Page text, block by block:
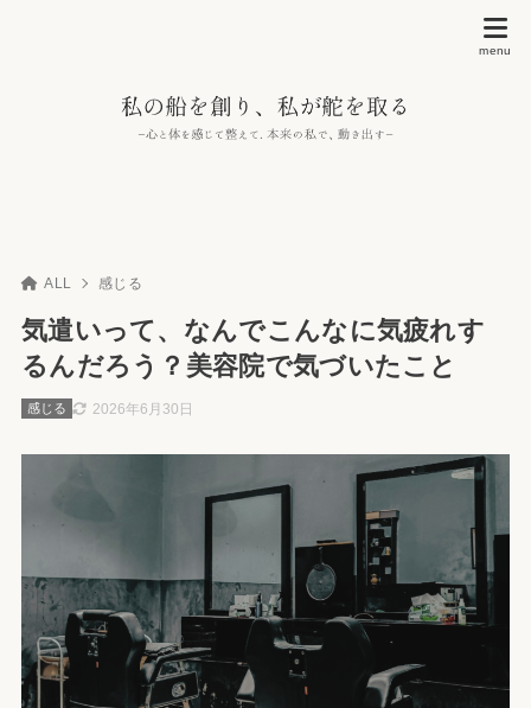
ALL 感じる
気遣いって、なんでこんなに気疲れす
るんだろう？美容院で気づいたこと
2026年6月30日
感じる